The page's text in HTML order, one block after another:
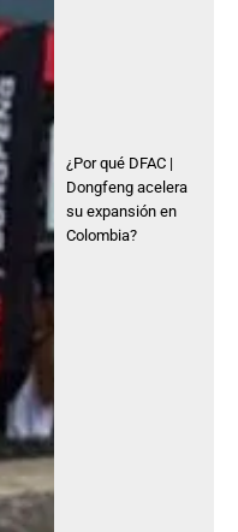
¿Por qué DFAC |
Dongfeng acelera
su expansión en
Colombia?